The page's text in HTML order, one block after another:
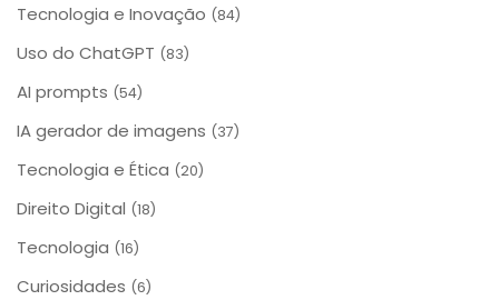
Tecnologia e Inovação (84)
Uso do ChatGPT (83)
AI prompts (54)
IA gerador de imagens (37)
Tecnologia e Ética (20)
Direito Digital (18)
Tecnologia (16)
Curiosidades (6)